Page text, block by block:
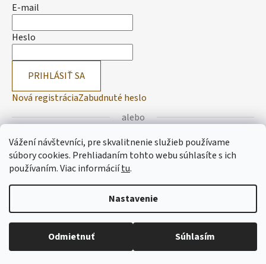
Vážení návštevníci, pre skvalitnenie služieb používame
súbory cookies. Prehliadaním tohto webu súhlasíte s ich
používaním.Viac informáciítu.
Nastavenie
Odmietnuť Súhlasím
E-mail
Heslo
PRIHLÁSIŤ SA
Nová registráciaZabudnuté heslo
alebo
Prihlásiť sa cez Facebook
Prihlásiť sa cez Google
Vytvoril Shoptet
Copyright 2026Lemitas . Všetky práva vyhradené.
nastavenie cookies